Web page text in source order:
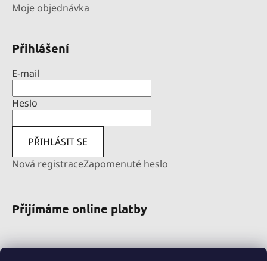
Moje objednávka
Přihlášení
E-mail
Heslo
PŘIHLÁSIT SE
Nová registraceZapomenuté heslo
Přijímáme online platby